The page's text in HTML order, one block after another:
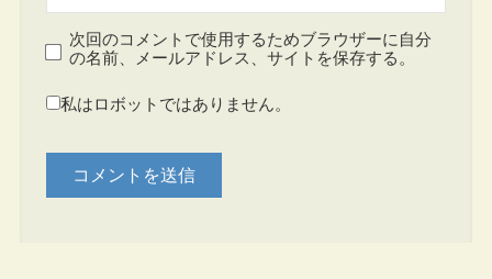
次回のコメントで使用するためブラウザーに自分
の名前、メールアドレス、サイトを保存する。
私はロボットではありません。